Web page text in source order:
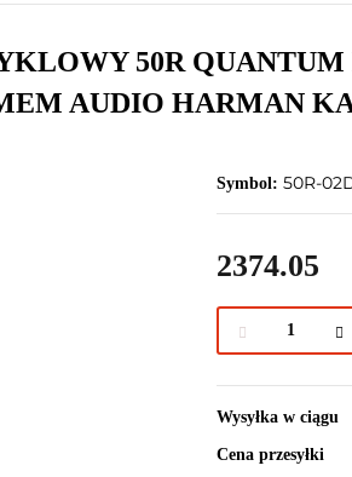
50R QUANTUM
AUDIO HARMAN
Symbol: 50R-
2374.05
Wysyłka w ciągu
Cena przesyłki